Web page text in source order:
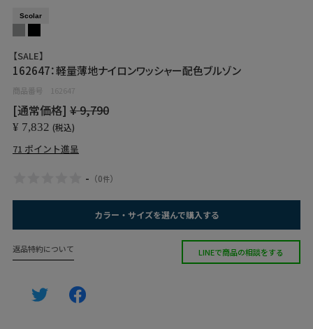
Scolar
【SALE】
162647：軽量薄地ナイロンワッシャー配色ブルゾン
商品番号 162647
[通常価格] ¥9,790
¥ 7,832 税込
71 ポイント進呈
- （0件）
カラー・サイズを選んで購入する
返品特約について LINEで商品の相談をする